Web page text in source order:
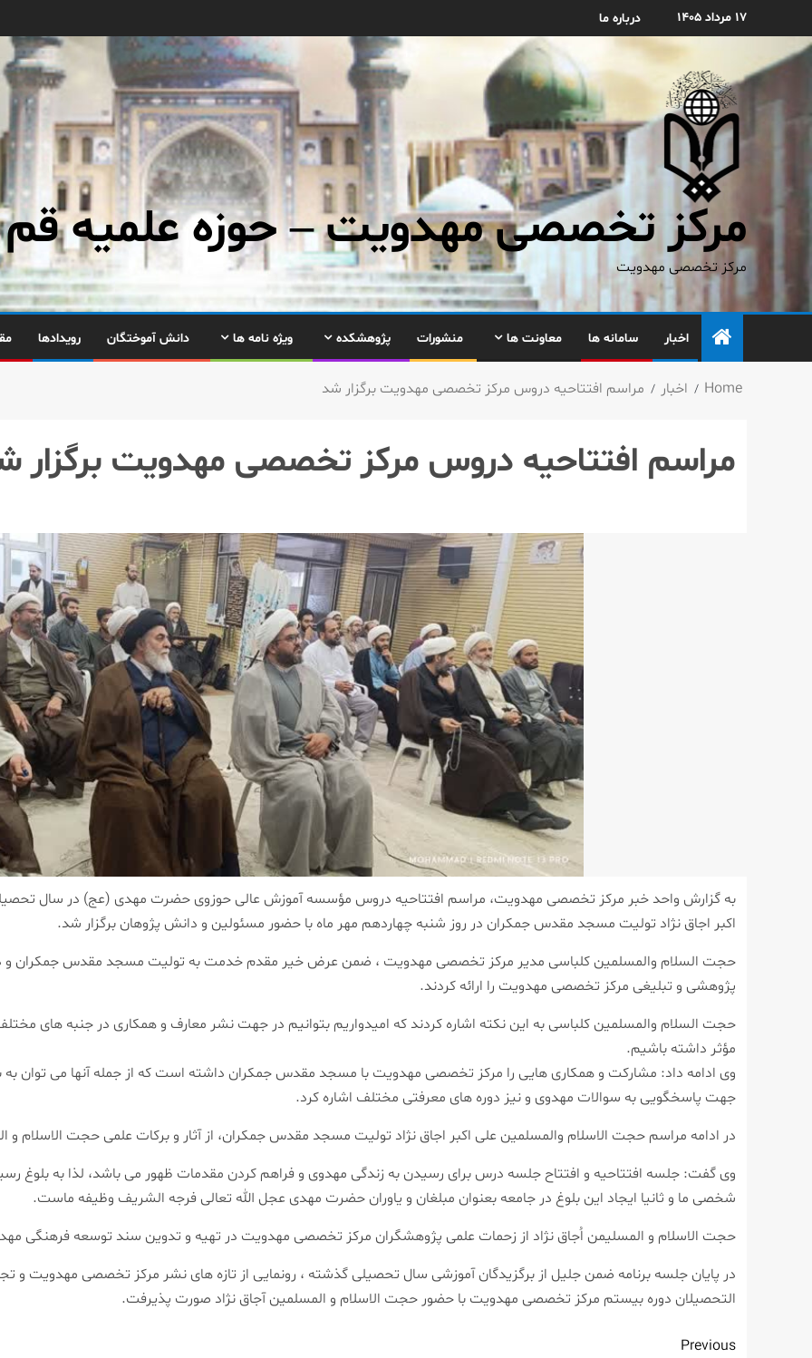
۱۷ مرداد ۱۴۰۵ درباره ما
مرکز تخصصی مهدویت – حوزه علمیه قم
مرکز تخصصی مهدویت
اخبار سامانه ها معاونت ها منشورات پژوهشکده ویژه نامه ها دانش آموختگان رویدادها
Home اخبار مراسم افتتاحیه دروس مرکز تخصصی مهدویت برگزار شد
مراسم افتتاحیه دروس مرکز تخصصی مهدویت برگزار
اکبر اجاق نژاد تولیت مسجد مقدس جمکران در روز شنبه چهاردهم مهر ماه با حضور مسئولین و دانش پژوهان برگزار شد.
حجت السلام والمسلمین کلباسی مدیر مرکز تخصصی مهدویت ، ضمن عرض خیر مقدم خدمت به تولیت مسجد مقدس جمکران و
پژوهشی و تبلیغی مرکز تخصصی مهدویت را ارائه کردند.
حجت السلام والمسلمین کلباسی به این نکته اشاره کردند که امیدواریم بتوانیم در جهت نشر معارف و همکاری در جنبه های
مؤثر داشته باشیم.
وی ادامه داد: مشارکت و همکاری هایی را مرکز تخصصی مهدویت با مسجد مقدس جمکران داشته است که از جمله آنها می توان به
جهت پاسخگویی به سوالات مهدوی و نیز دوره های معرفتی مختلف اشاره کرد.
در ادامه مراسم حجت الاسلام والمسلمین علی اکبر اجاق نژاد تولیت مسجد مقدس جمکران، از آثار و برکات علمی حجت الاسلام و
وی گفت: جلسه افتتاحیه و افتتاح جلسه درس برای رسیدن به زندگی مهدوی و فراهم کردن مقدمات ظهور می باشد، لذا به بلوغ
شخصی ما و ثانیا ایجاد این بلوغ در جامعه بعنوان مبلغان و یاوران حضرت مهدی عجل الله تعالی فرجه الشریف وظیفه ماست.
حجت الاسلام و المسلیمن اُجاق نژاد از زحمات علمی پژوهشگران مرکز تخصصی مهدویت در تهیه و تدوین سند توسعه فرهنگی
در پایان جلسه برنامه ضمن جلیل از برگزیدگان آموزشی سال تحصیلی گذشته ، رونمایی از تازه های نشر مرکز تخصصی مهدویت و
التحصیلان دوره بیستم مرکز تخصصی مهدویت با حضور حجت الاسلام و المسلمین آجاق نژاد صورت پذیرفت.
Previous